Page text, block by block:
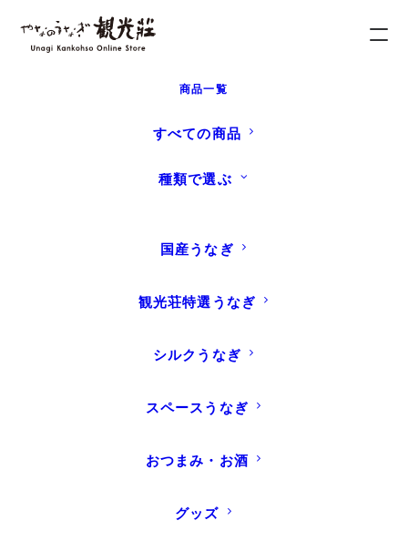
商品一覧
すべての商品
種類で選ぶ
国産うなぎ
観光荘特選うなぎ
シルクうなぎ
スペースうなぎ
おつまみ・お酒
グッズ
うなぎナビ
MEDIA